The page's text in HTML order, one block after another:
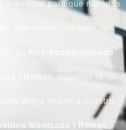
y material para que nuestros
satisfechos con nuestro
su Acondicionado
i Reixac , nosotros lo
ahora mismo a nuestro
Montcada i Reixac